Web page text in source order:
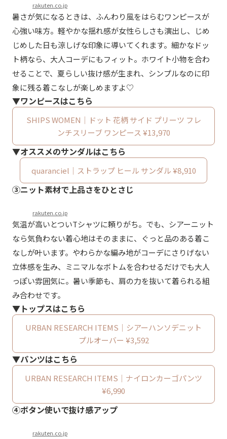
rakuten.co.jp
暑さが気になるときは、ふんわり風をはらむワンピースが
心強い味方。軽やかな揺れ感が女性らしさも演出し、じめ
じめした日も涼しげな印象に導いてくれます。細かなドッ
ト柄なら、大人コーデにもフィット。ホワイト小物を合わ
せることで、夏らしい抜け感が生まれ、シンプルなのに印
象に残る着こなしが楽しめますよ♡
▼ワンピースはこちら
SHIPS WOMEN｜ドット 花柄 サイド プリーツ フレ
ンチスリーブ ワンピース ¥13,970
▼オススメのサンダルはこちら
quaranciel｜ストラップ ヒール サンダル ¥8,910
③ニット素材で上品さをひとさじ
rakuten.co.jp
気温が高いとついTシャツに頼りがち。でも、シアーニット
なら気負わない着心地はそのままに、ぐっと品のある着こ
なしが叶います。やわらかな編み地がコーデにさりげない
立体感を生み、ミニマルなボトムを合わせるだけでも大人
っぽい雰囲気に。暑い季節も、肩の力を抜いて着られる組
み合わせです。
▼トップスはこちら
URBAN RESEARCH ITEMS｜シアーハンソデニット
プルオーバー ¥3,592
▼パンツはこちら
URBAN RESEARCH ITEMS｜ナイロンカーゴパンツ
¥6,990
④ボタン使いで抜け感アップ
rakuten.co.jp